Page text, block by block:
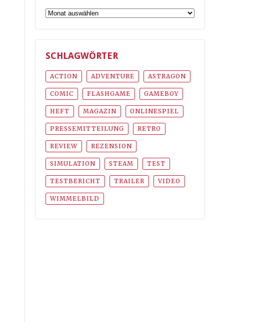
Archiv
SCHLAGWÖRTER
ACTION ADVENTURE ASTRAGON
COMIC FLASHGAME GAMEBOY
HEFT MAGAZIN ONLINESPIEL
PRESSEMITTEILUNG RETRO
REVIEW REZENSION
SIMULATION STEAM TEST
TESTBERICHT TRAILER VIDEO
WIMMELBILD